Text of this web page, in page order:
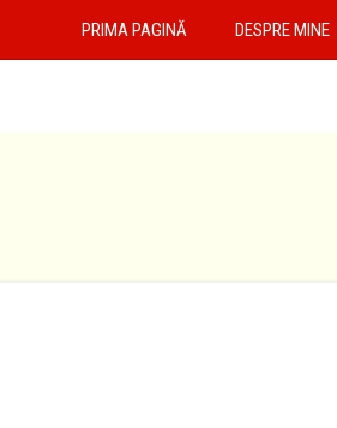
PRIMA PAGINĂ DESPRE MINE